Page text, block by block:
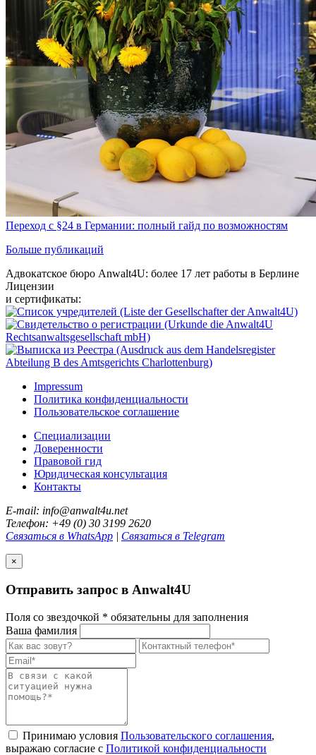
Переход с §24 в Германии: полный гайд по возможностям
Больше публикаций
Адвокатское бюро Anwalt4U: более 17 лет работы в Берлине
Лицензии
и сертификаты:
Impressum
Политика конфиденциальности
Пользовательское соглашение
Специализации
Доверенности
Правовой гид
Юридическая консультация
Контакты
E-mail: info@anwalt4u.net
Телефон: +49 (0) 30 3199 2620
Связаться в WhatsApp
Связаться в Telegram
×
Отправить запрос в Anwalt4U
Поля со звездочкой * обязательны для заполнения
Ваша фамилия
Принимаю условия Пользовательского соглашения,
выражаю согласие с Политикой конфиденциальности